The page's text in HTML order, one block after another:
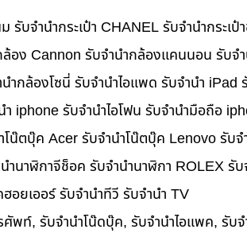
บจำนำกระเป๋า CHANEL รับจำนำกระเป๋
อง Cannon รับจำนำกล้องแคนนอน รับจ
กล้องโซนี่ รับจำนำไอแพด รับจำนำ iPad
iphone รับจำนำไอโฟน รับจำนำมือถือ
น๊ตบุ๊ค Acer รับจำนำโน๊ตบุ๊ค Lenovo รับจ
นาฬิกาจีช็อค รับจำนำนาฬิกา ROLEX รับ
อยเออร์ รับจำนำทีวี รับจำนำ TV
พท์, รับจำนำโน๊ดบุ๊ค, รับจำนำไอแพค, รับจ